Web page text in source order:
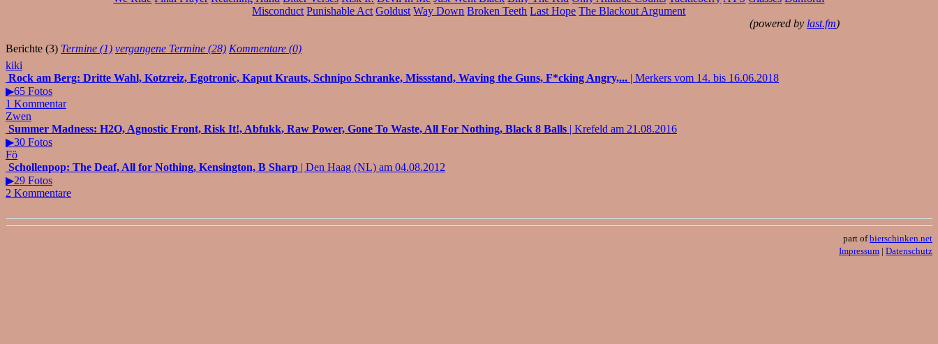
Misconduct Punishable Act Goldust Way Down Broken Teeth Last Hope The Blackout Argument
(powered by last.fm)
Berichte (3) Termine (1) vergangene Termine (28) Kommentare (0)
kiki
Rock am Berg: Dritte Wahl, Kotzreiz, Egotronic, Kaput Krauts, Schnipo Schranke, Missstand, Waving the Guns, F*cking Angry,... | Merkers vom 14. bis 16.06.2018
▶65 Fotos
1 Kommentar
Zwen
Summer Madness: H2O, Agnostic Front, Risk It!, Abfukk, Raw Power, Gone To Waste, All For Nothing, Black 8 Balls | Krefeld am 21.08.2016
▶30 Fotos
Fö
Schollenpop: The Deaf, All for Nothing, Kensington, B Sharp | Den Haag (NL) am 04.08.2012
▶29 Fotos
2 Kommentare
part ofbierschinken.net
Impressum | Datenschutz